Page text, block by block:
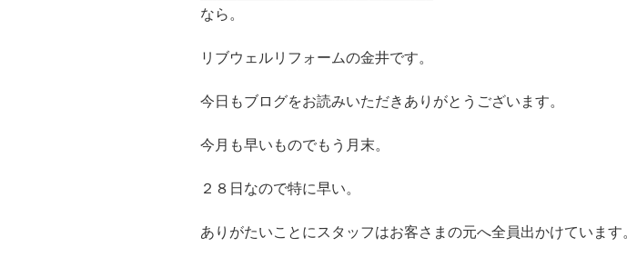
なら。
リブウェルリフォームの金井です。
今日もブログをお読みいただきありがとうございます。
今月も早いものでもう月末。
２８日なので特に早い。
ありがたいことにスタッフはお客さまの元へ全員出かけています